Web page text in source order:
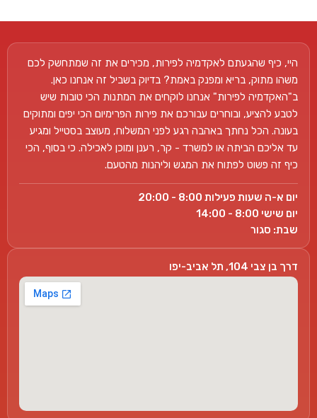
היי, כיף שהגעתם לאקדמיה לפירות, מכירים את זה שמתחשק לכם
משהו מתוק, בריא ומפנק באמת? בדיוק בשביל זה אנחנו כאן.
ב"האקדמיה לפירות" אנחנו לוקחים את המתנות הכי טובות שיש
לטבע להציע, ובוחרים עבורכם את פירות הפרימיום הכי יפים ומתוקים
בעונה. הכל נחתך באהבה רגע לפני המשלוח, מעוצב בסטייל ומגיע
עד אליכם הביתה או למשרד - קר, רענן ומוכן לאכילה. כי בסוף, הכי
כיף זה פשוט לפתוח את המגש וליהנות מהטעם.
יום א-ה שעות פעילות 8:00 - 20:00
יום שישי 8:00 - 14:00
שבת: סגור
דרך בן צבי 104, תל אביב-יפו